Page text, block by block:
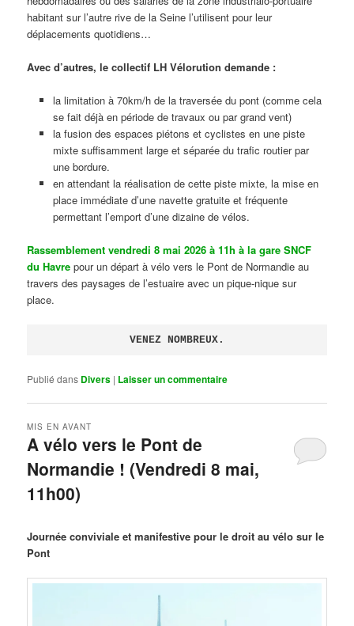
habitant sur l’autre rive de la Seine l’utilisent pour leur
déplacements quotidiens…
Avec d’autres, le collectif LH Vélorution demande :
la limitation à 70km/h de la traversée du pont (comme cela
se fait déjà en période de travaux ou par grand vent)
la fusion des espaces piétons et cyclistes en une piste
mixte suffisamment large et séparée du trafic routier par
une bordure.
en attendant la réalisation de cette piste mixte, la mise en
place immédiate d’une navette gratuite et fréquente
permettant l’emport d’une dizaine de vélos.
Rassemblement vendredi 8 mai 2026 à 11h à la gare SNCF
du Havre pour un départ à vélo vers le Pont de Normandie au
travers des paysages de l’estuaire avec un pique-nique sur
place.
VENEZ NOMBREUX.
Publié dans Divers | Laisser un commentaire
A vélo vers le Pont de
Normandie ! (Vendredi 8 mai,
11h00)
MIS EN AVANT
Journée conviviale et manifestive pour le droit au vélo sur le
Pont